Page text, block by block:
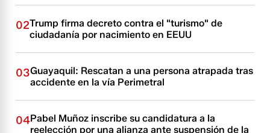
02Trump firma decreto contra el "turismo" de
ciudadanía por nacimiento en EEUU
03Guayaquil: Rescatan a una persona atrapada tras
accidente en la vía Perimetral
04Pabel Muñoz inscribe su candidatura a la
reelección por una alianza ante suspensión de la